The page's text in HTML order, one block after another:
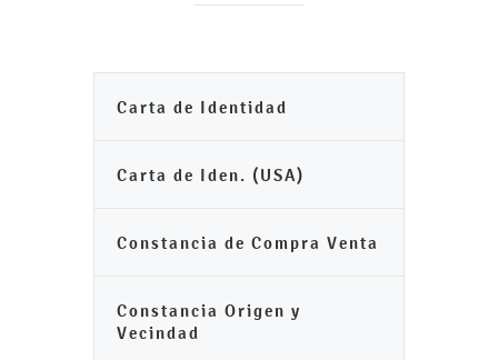
Carta de Identidad
Carta de Iden. (USA)
Constancia de Compra Venta
Constancia Origen y
Vecindad